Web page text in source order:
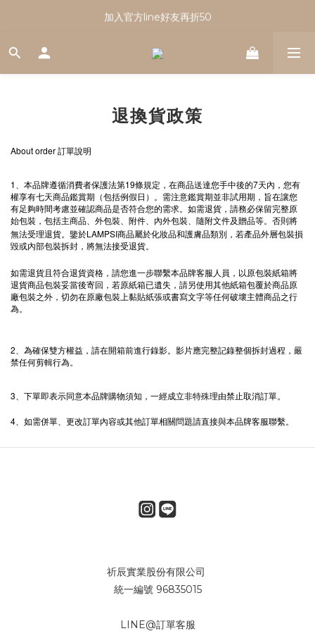
註冊會員享有100元購物金｜新會員看這篇！
加入官方line好友再折50
註冊會員享有100元購物金｜新會員看這篇！
退換貨政策
About order 訂單說明
1 、本品牌遵循消費者保護法第19條規定，在商品送達您手中後的7天內，您有
權享有七天商品鑑賞期（包括例假日）。需注意鑑賞期並非試用期，旨在讓您
有足夠時間考慮並確認商品是否符合您的需求。如需退貨，請務必保留完整原
始包裝，包括主商品、外包裝、附件、內外包裝、隨附文件及贈品等。否則將
無法受理退貨。鑒於LAMPSI商品屬於化妝品和護膚品類別，若產品外層包裝損
毀或內部包裝拆封，將無法接受退貨。
如需退貨且符合退貨資格，請您進一步聯繫本品牌客服人員，以原包裝紙箱將
退貨商品包裝妥當後寄回，若原紙箱已遺失，請另使用其他紙箱包覆於商品原
廠包裝之外，切勿在原廠包裝上黏貼紙張或書寫文字等任何破壞主體商品之行
為。
2、為確保雙方權益，請在開箱前進行錄影。影片應完整記錄整個拆封過程，嚴
禁任何剪輯行為。
3、下單即表示同意本品牌購物須知，一經成立非特殊理由禁止取消訂單。
4、如需併單、更改訂單內容或其他訂單相關問題請直接與本品牌客服聯繫。
祈辰實業股份有限公司
統一編號 96835015
LINE@訂單客服